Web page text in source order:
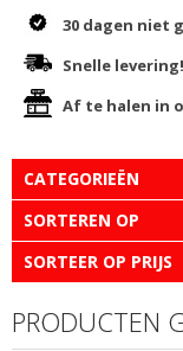
30 dagen niet
Snelle levering!
Af te halen in
CATEGORIEËN
SORTEREN OP
SORTEER OP PRIJS
PRODUCTEN